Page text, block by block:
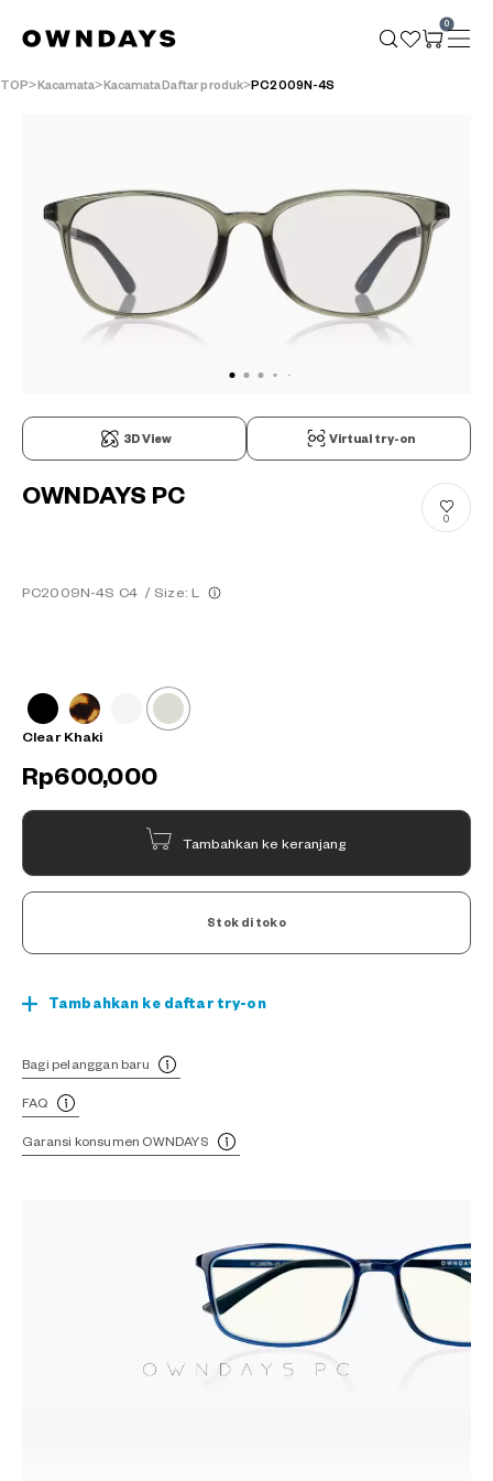
0
TOP Kacamata KacamataDaftar produk PC2009N-4S
3D View Virtual try-on
OWNDAYS PC
PC2009N-4S C4 / Size: L
0
Clear Khaki
Rp600,000
Tambahkan ke keranjang
Stok di toko
Tambahkan ke daftar try-on
Bagi pelanggan baru
FAQ
Garansi konsumen OWNDAYS